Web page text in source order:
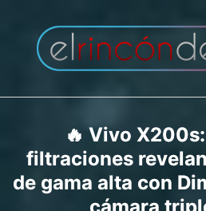
contenido
🔥 Vivo
filtraciones
de gama alta con